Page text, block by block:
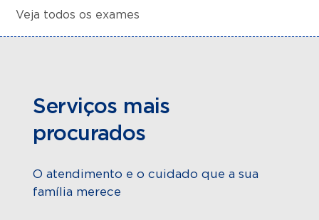
Veja todos os exames
Serviços mais
procurados
O atendimento e o cuidado que a sua
família merece